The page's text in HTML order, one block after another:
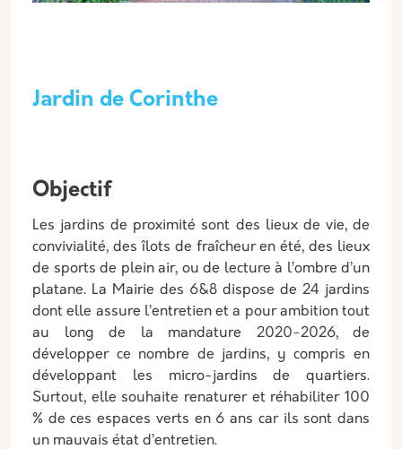
Jardin de Corinthe
Objectif
Les jardins de proximité sont des lieux de vie, de
convivialité, des îlots de fraîcheur en été, des lieux
de sports de plein air, ou de lecture à l’ombre d’un
platane. La Mairie des 6&8 dispose de 24 jardins
dont elle assure l’entretien et a pour ambition tout
au long de la mandature 2020-2026, de
développer ce nombre de jardins, y compris en
développant les micro-jardins de quartiers.
Surtout, elle souhaite renaturer et réhabiliter 100
% de ces espaces verts en 6 ans car ils sont dans
un mauvais état d’entretien.